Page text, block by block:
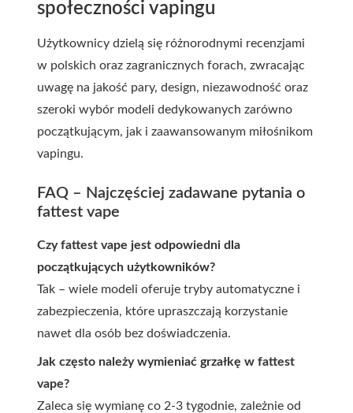
społeczności vapingu
Użytkownicy dzielą się różnorodnymi recenzjami
w polskich oraz zagranicznych forach, zwracając
uwagę na jakość pary, design, niezawodność oraz
szeroki wybór modeli dedykowanych zarówno
początkującym, jak i zaawansowanym miłośnikom
vapingu.
FAQ – Najczęściej zadawane pytania o
fattest vape
Czy fattest vape jest odpowiedni dla
początkujących użytkowników?
Tak – wiele modeli oferuje tryby automatyczne i
zabezpieczenia, które upraszczają korzystanie
nawet dla osób bez doświadczenia.
Jak często należy wymieniać grzałkę w fattest
vape?
Zaleca się wymianę co 2-3 tygodnie, zależnie od